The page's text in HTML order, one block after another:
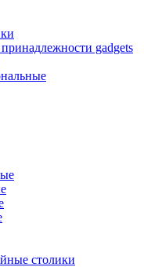
gadgets
столики